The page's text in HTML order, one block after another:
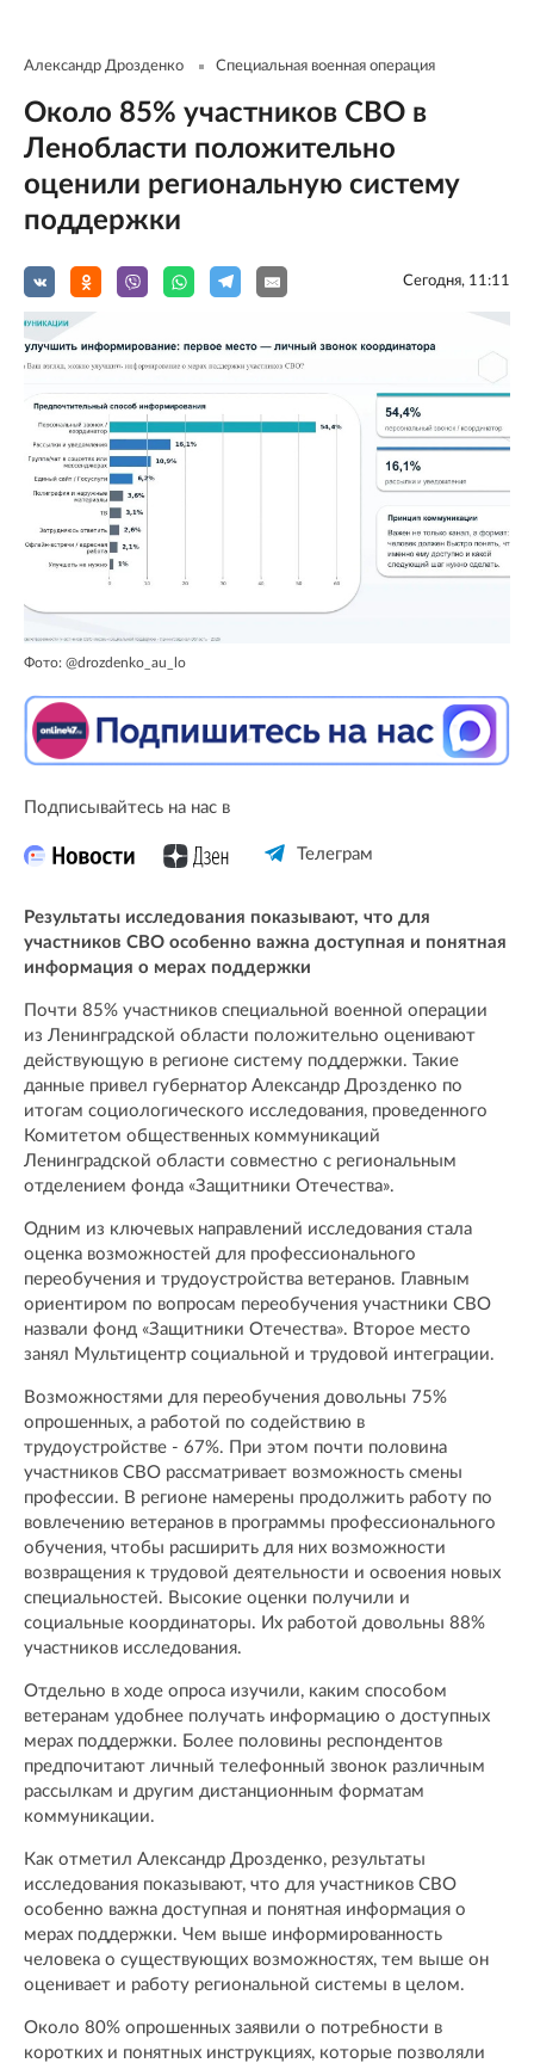
Александр Дрозденко Специальная военная операция
Около 85% участников СВО в
Ленобласти положительно
оценили региональную систему
поддержки
Сегодня, 11:11
Фото: @drozdenko_au_lo
Подписывайтесь на нас в
Телеграм
Результаты исследования показывают, что для
участников СВО особенно важна доступная и понятная
информация о мерах поддержки
Почти 85% участников специальной военной операции
из Ленинградской области положительно оценивают
действующую в регионе систему поддержки. Такие
данные привел губернатор Александр Дрозденко по
итогам социологического исследования, проведенного
Комитетом общественных коммуникаций
Ленинградской области совместно с региональным
отделением фонда «Защитники Отечества».
Одним из ключевых направлений исследования стала
оценка возможностей для профессионального
переобучения и трудоустройства ветеранов. Главным
ориентиром по вопросам переобучения участники СВО
назвали фонд «Защитники Отечества». Второе место
занял Мультицентр социальной и трудовой интеграции.
Возможностями для переобучения довольны 75%
опрошенных, а работой по содействию в
трудоустройстве - 67%. При этом почти половина
участников СВО рассматривает возможность смены
профессии. В регионе намерены продолжить работу по
вовлечению ветеранов в программы профессионального
обучения, чтобы расширить для них возможности
возвращения к трудовой деятельности и освоения новых
специальностей. Высокие оценки получили и
социальные координаторы. Их работой довольны 88%
участников исследования.
Отдельно в ходе опроса изучили, каким способом
ветеранам удобнее получать информацию о доступных
мерах поддержки. Более половины респондентов
предпочитают личный телефонный звонок различным
рассылкам и другим дистанционным форматам
коммуникации.
Как отметил Александр Дрозденко, результаты
исследования показывают, что для участников СВО
особенно важна доступная и понятная информация о
мерах поддержки. Чем выше информированность
человека о существующих возможностях, тем выше он
оценивает и работу региональной системы в целом.
Около 80% опрошенных заявили о потребности в
коротких и понятных инструкциях, которые позволяли